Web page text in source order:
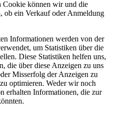
Cookie können wir und die
ob ein Verkauf oder Anmeldung
Informationen werden von der
um Statistiken über die
Diese Statistiken helfen uns,
die über diese Anzeigen zu uns
Misserfolg der Anzeigen zu
optimieren. Weder wir noch
erhalten Informationen, die zur